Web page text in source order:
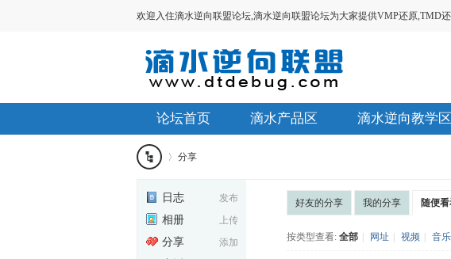
欢迎入住滴水逆向联盟论坛,滴水逆向联盟论坛为大家提供VMP还原,TMD
论坛首页 滴水产品区 滴水逆向教学区
逆向
›
分享
发布
日志
上传
相册
添加
分享
好友的分享 我的分享 随便
按类型查看: 全部 网址 视频 音乐